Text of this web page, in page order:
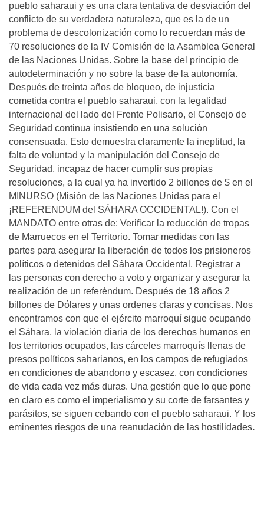
pueblo saharaui y es una clara tentativa de desviación del
conflicto de su verdadera naturaleza, que es la de un
problema de descolonización como lo recuerdan más de
70 resoluciones de la IV Comisión de la Asamblea General
de las Naciones Unidas. Sobre la base del principio de
autodeterminación y no sobre la base de la autonomía.
Después de treinta años de bloqueo, de injusticia
cometida contra el pueblo saharaui, con la legalidad
internacional del lado del Frente Polisario, el Consejo de
Seguridad continua insistiendo en una solución
consensuada. Esto demuestra claramente la ineptitud, la
falta de voluntad y la manipulación del Consejo de
Seguridad, incapaz de hacer cumplir sus propias
resoluciones, a la cual ya ha invertido 2 billones de $ en el
MINURSO (Misión de las Naciones Unidas para el
¡REFERENDUM del SÁHARA OCCIDENTAL!). Con el
MANDATO entre otras de: Verificar la reducción de tropas
de Marruecos en el Territorio. Tomar medidas con las
partes para asegurar la liberación de todos los prisioneros
políticos o detenidos del Sáhara Occidental. Registrar a
las personas con derecho a voto y organizar y asegurar la
realización de un referéndum. Después de 18 años 2
billones de Dólares y unas ordenes claras y concisas. Nos
encontramos con que el ejército marroquí sigue ocupando
el Sáhara, la violación diaria de los derechos humanos en
los territorios ocupados, las cárceles marroquís llenas de
presos políticos saharianos, en los campos de refugiados
en condiciones de abandono y escasez, con condiciones
de vida cada vez más duras. Una gestión que lo que pone
en claro es como el imperialismo y su corte de farsantes y
parásitos, se siguen cebando con el pueblo saharaui. Y los
eminentes riesgos de una reanudación de las hostilidades.